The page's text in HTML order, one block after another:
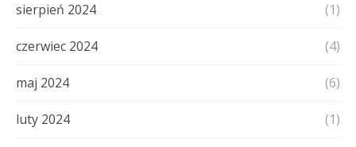
sierpień 2024 (1)
czerwiec 2024 (4)
maj 2024 (6)
luty 2024 (1)